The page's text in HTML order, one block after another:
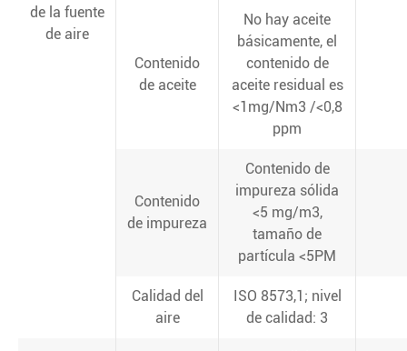
de la fuente
de aire
Contenido
de aceite
No hay aceite
básicamente, el
contenido de
aceite residual es
<1mg/Nm3 /<0,8
ppm
Contenido
de impureza
Contenido de
impureza sólida
<5 mg/m3,
tamaño de
partícula <5PM
Calidad del
aire
ISO 8573,1; nivel
de calidad: 3